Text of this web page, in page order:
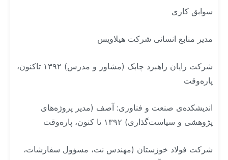
سوابق کاری
مدیر منابع انسانی شرکت هیلاویس
شرکت رایان راهبرد چابک (مشاور و مدرس) ۱۳۹۲ تاکنون،
پاره‌وقت
اندیشکده‌ی صنعت و فناوری: آصف (مدیر پروژه‌های
پژوهشی و سیاست‌گذاری) ۱۳۹۲ تا کنون، پاره‌وقت
شرکت فولاد خوزستان (مهندس نت، مسؤول سفارشات،